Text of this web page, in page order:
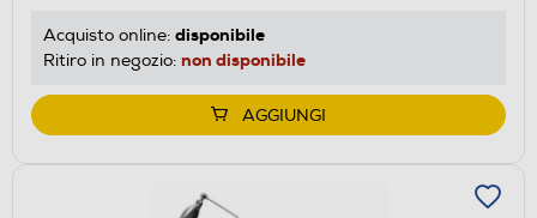
Acquisto online: disponibile
Ritiro in negozio: non disponibile
AGGIUNGI